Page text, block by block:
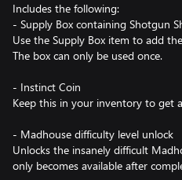
Includes the following:
- Supply Box containing Shotgun
Use the Supply Box item to add
The box can only be used once.
- Instinct Coin
Keep this in your inventory to get
- Madhouse difficulty level unlock
Unlocks the insanely difficult
only becomes available after